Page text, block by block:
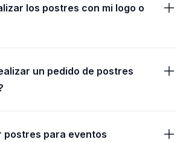
los postres con mi logo o
un pedido de postres
postres para eventos